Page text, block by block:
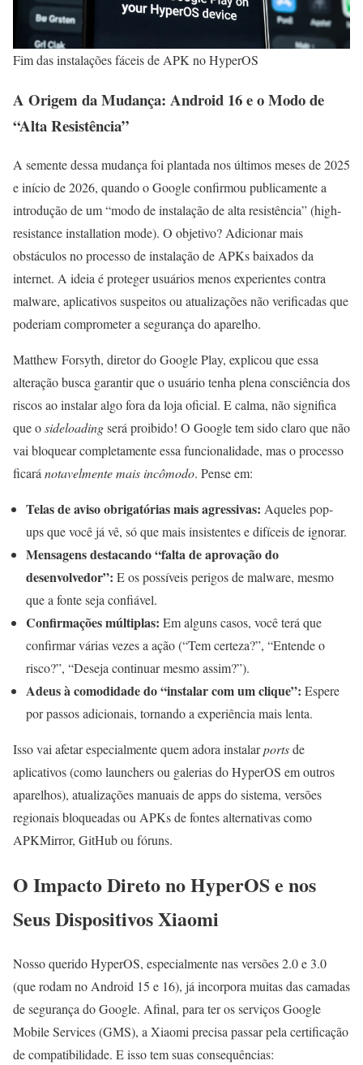
Fim das instalações fáceis de APK no HyperOS
A Origem da Mudança: Android 16 e o Modo de
“Alta Resistência”
A semente dessa mudança foi plantada nos últimos meses de 2025
e início de 2026, quando o Google confirmou publicamente a
introdução de um “modo de instalação de alta resistência” (high-
resistance installation mode). O objetivo? Adicionar mais
obstáculos no processo de instalação de APKs baixados da
internet. A ideia é proteger usuários menos experientes contra
malware, aplicativos suspeitos ou atualizações não verificadas que
poderiam comprometer a segurança do aparelho.
Matthew Forsyth, diretor do Google Play, explicou que essa
alteração busca garantir que o usuário tenha plena consciência dos
riscos ao instalar algo fora da loja oficial. E calma, não significa
que osideloadingserá proibido! O Google tem sido claro que não
vai bloquear completamente essa funcionalidade, mas o processo
ficaránotavelmente mais incômodo. Pense em:
Telas de aviso obrigatórias mais agressivas: Aqueles pop-
ups que você já vê, só que mais insistentes e difíceis de ignorar.
Mensagens destacando “falta de aprovação do
desenvolvedor”: E os possíveis perigos de malware, mesmo
que a fonte seja confiável.
Confirmações múltiplas: Em alguns casos, você terá que
confirmar várias vezes a ação (“Tem certeza?”, “Entende o
risco?”, “Deseja continuar mesmo assim?”).
Adeus à comodidade do “instalar com um clique”: Espere
por passos adicionais, tornando a experiência mais lenta.
Isso vai afetar especialmente quem adora instalarportsde
aplicativos (como launchers ou galerias do HyperOS em outros
aparelhos), atualizações manuais de apps do sistema, versões
regionais bloqueadas ou APKs de fontes alternativas como
APKMirror, GitHub ou fóruns.
O Impacto Direto no HyperOS e nos
Seus Dispositivos Xiaomi
Nosso querido HyperOS, especialmente nas versões 2.0 e 3.0
(que rodam no Android 15 e 16), já incorpora muitas das camadas
de segurança do Google. Afinal, para ter os serviços Google
Mobile Services (GMS), a Xiaomi precisa passar pela certificação
de compatibilidade. E isso tem suas consequências: